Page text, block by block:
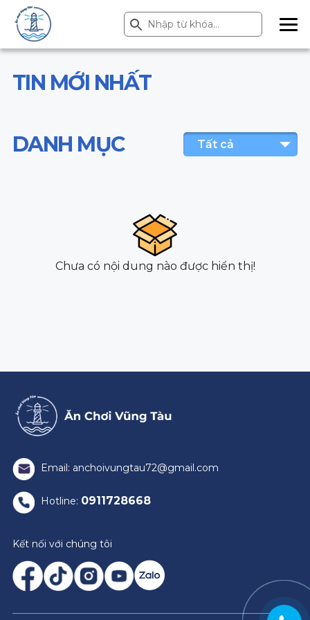
Search
for:
Search Button
ME
NU
TIN MỚI NHẤT
DANH MỤC Tất cả
Chưa có nội dung nào được hiển thị!
Email: anchoivungtau72@gmail.com
Hotline: 0911728668
Kết nối với chúng tôi